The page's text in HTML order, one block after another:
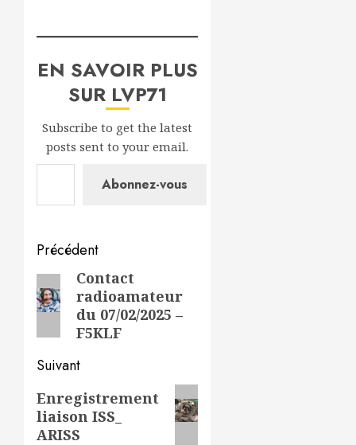
EN SAVOIR PLUS
SUR LVP71
Subscribe to get the latest
posts sent to your email.
Saisissez votre adresse e-mail…
Abonnez-vous
Navigation
d’article
Précédent
Article
précédent:
Contact
radioamateur
du 07/02/2025 –
F5KLF
Suivant
Article
suivant:
Enregistrement
liaison ISS_
ARISS